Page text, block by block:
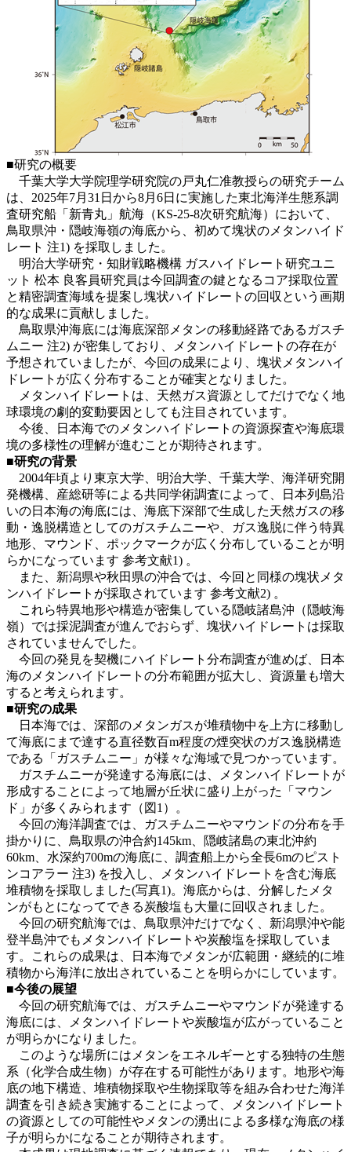
■研究の概要
千葉大学大学院理学研究院の戸丸仁准教授らの研究チーム
は、2025年7月31日から8月6日に実施した東北海洋生態系調
査研究船「新青丸」航海（KS-25-8次研究航海）において、
鳥取県沖・隠岐海嶺の海底から、初めて塊状のメタンハイド
レート 注1) を採取しました。
明治大学研究・知財戦略機構 ガスハイドレート研究ユニ
ット 松本 良客員研究員は今回調査の鍵となるコア採取位置
と精密調査海域を提案し塊状ハイドレートの回収という画期
的な成果に貢献しました。
鳥取県沖海底には海底深部メタンの移動経路であるガスチ
ムニー 注2) が密集しており、メタンハイドレートの存在が
予想されていましたが、 今回の成果により、塊状メタンハイ
ドレートが広く分布することが確実となりました。
メタンハイドレートは、天然ガス資源としてだけでなく地
球環境の劇的変動要因としても注目されています。
今後、日本海でのメタンハイドレートの資源探査や海底環
境の多様性の理解が進むことが期待されます。
■研究の背景
2004年頃より東京大学、明治大学、千葉大学、海洋研究開
発機構、産総研等による共同学術調査によって、日本列島沿
いの日本海の海底には、 海底下深部で生成した天然ガスの移
動・逸脱構造としてのガスチムニーや、ガス逸脱に伴う特異
地形、マウンド、ポックマークが広く分布していることが明
らかになっています 参考文献1) 。
また、新潟県や秋田県の沖合では、今回と同様の塊状メタ
ンハイドレートが採取されています 参考文献2) 。
これら特異地形や構造が密集している隠岐諸島沖（隠岐海
嶺）では採泥調査が進んでおらず、塊状ハイドレートは採取
されていませんでした。
今回の発見を契機にハイドレート分布調査が進めば、日本
海のメタンハイドレートの分布範囲が拡大し、資源量も増大
すると考えられます。
■研究の成果
日本海では、深部のメタンガスが堆積物中を上方に移動し
て海底にまで達する直径数百m程度の煙突状のガス逸脱構造
である「ガスチムニー」が様々な海域で見つかっています。
ガスチムニーが発達する海底には、メタンハイドレートが
形成することによって地層が丘状に盛り上がった「マウン
ド」が多くみられます（図1）。
今回の海洋調査では、ガスチムニーやマウンドの分布を手
掛かりに、鳥取県の沖合約145km、隠岐諸島の東北沖約
60km、水深約700mの海底に、調査船上から全長6mのピスト
ンコアラー 注3) を投入し、
メタンハイドレートを含む海底
堆積物を採取しました(写真1)。海底からは、分解したメタ
ンがもとになってできる炭酸塩も大量に回収されました。
今回の研究航海では、鳥取県沖だけでなく、新潟県沖や能
登半島沖でもメタンハイドレートや炭酸塩を採取していま
す。これらの成果は、日本海でメタンが広範囲・継続的に堆
積物から海洋に放出されていることを明らかにしています。
■今後の展望
今回の研究航海では、ガスチムニーやマウンドが発達する
海底には、メタンハイドレートや炭酸塩が広がっていること
が明らかになりました。
このような場所にはメタンをエネルギーとする独特の生態
系（化学合成生物）が存在する可能性があります。地形や海
底の地下構造、堆積物採取や生物採取等を組み合わせた海洋
調査を引き続き実施することによって、
メタンハイドレート
の資源としての可能性やメタンの湧出による多様な海底の様
子が明らかになることが期待されます。